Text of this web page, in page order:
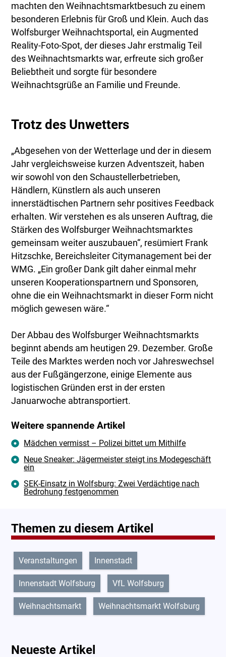
machten den Weihnachtsmarktbesuch zu einem
besonderen Erlebnis für Groß und Klein. Auch das
Wolfsburger Weihnachtsportal, ein Augmented
Reality-Foto-Spot, der dieses Jahr erstmalig Teil
des Weihnachtsmarkts war, erfreute sich großer
Beliebtheit und sorgte für besondere
Weihnachtsgrüße an Familie und Freunde.
Trotz des Unwetters
„Abgesehen von der Wetterlage und der in diesem
Jahr vergleichsweise kurzen Adventszeit, haben
wir sowohl von den Schaustellerbetrieben,
Händlern, Künstlern als auch unseren
innerstädtischen Partnern sehr positives Feedback
erhalten. Wir verstehen es als unseren Auftrag, die
Stärken des Wolfsburger Weihnachtsmarktes
gemeinsam weiter auszubauen“, resümiert Frank
Hitzschke, Bereichsleiter Citymanagement bei der
WMG. „Ein großer Dank gilt daher einmal mehr
unseren Kooperationspartnern und Sponsoren,
ohne die ein Weihnachtsmarkt in dieser Form nicht
möglich gewesen wäre.“
Der Abbau des Wolfsburger Weihnachtsmarkts
beginnt abends am heutigen 29. Dezember. Große
Teile des Marktes werden noch vor Jahreswechsel
aus der Fußgängerzone, einige Elemente aus
logistischen Gründen erst in der ersten
Januarwoche abtransportiert.
Weitere spannende Artikel
Mädchen vermisst – Polizei bittet um Mithilfe
Neue Sneaker: Jägermeister steigt ins Modegeschäft
ein
SEK-Einsatz in Wolfsburg: Zwei Verdächtige nach
Bedrohung festgenommen
Themen zu diesem Artikel
Veranstaltungen Innenstadt
Innenstadt Wolfsburg VfL Wolfsburg
Weihnachtsmarkt Weihnachtsmarkt Wolfsburg
Neueste Artikel